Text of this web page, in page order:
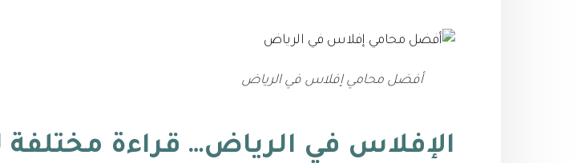
أفضل محامي إفلاس في الرياض
الإفلاس في الرياض… قراءة مختلفة